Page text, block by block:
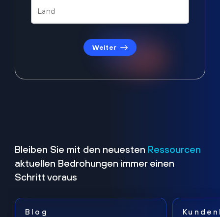
Weiter
Bleiben Sie mit den neuesten Ressourcen
aktuellen Bedrohungen immer einen
Schritt voraus
Blog